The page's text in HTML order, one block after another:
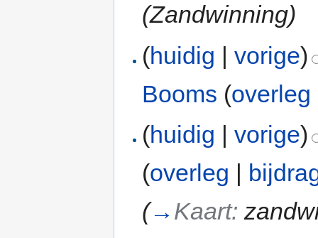
(Zandwinning)
(huidig |vorige)
Booms (overleg
(huidig |vorige)
(overleg |
(→ Kaart: